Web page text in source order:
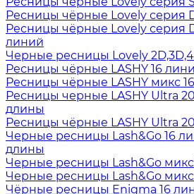
Ресницы чёрные Lovely серия
Ресницы чёрные Lovely серия
линий
Черные ресницы Lovely
Ресницы чёрные LASHY 16
Ресницы чёрные LASHY микс
Ресницы черные LASHY Ultra
длины
Ресницы чёрные LASHY Ultra
Черные ресницы Lash&Go 16
длины
Черные ресницы Lash&Go
Черные ресницы Lash&Go
Чёрные ресницы Enigma 16